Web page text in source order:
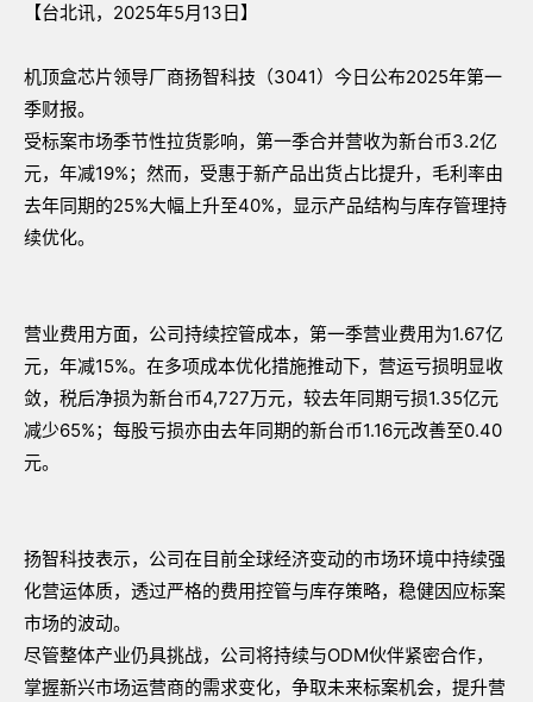
【台北讯，2025年5月13日】
机顶盒芯片领导厂商扬智科技（3041）今日公布2025年第一
季财报。
受标案市场季节性拉货影响，第一季合并营收为新台币3.2亿
元，年减19%；然而，受惠于新产品出货占比提升，毛利率由
去年同期的25%大幅上升至40%，显示产品结构与库存管理持
续优化。
营业费用方面，公司持续控管成本，第一季营业费用为1.67亿
元，年减15%。在多项成本优化措施推动下，营运亏损明显收
敛，税后净损为新台币4,727万元，较去年同期亏损1.35亿元
减少65%；每股亏损亦由去年同期的新台币1.16元改善至0.40
元。
扬智科技表示，公司在目前全球经济变动的市场环境中持续强
化营运体质，透过严格的费用控管与库存策略，稳健因应标案
市场的波动。
尽管整体产业仍具挑战，公司将持续与ODM伙伴紧密合作，
掌握新兴市场运营商的需求变化，争取未来标案机会，提升营